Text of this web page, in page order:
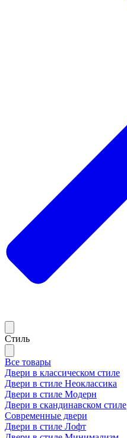
Стиль
Все товары
Двери в классическом стиле
Двери в стиле Неоклассика
Двери в стиле Модерн
Двери в скандинавском стиле
Современные двери
Двери в стиле Лофт